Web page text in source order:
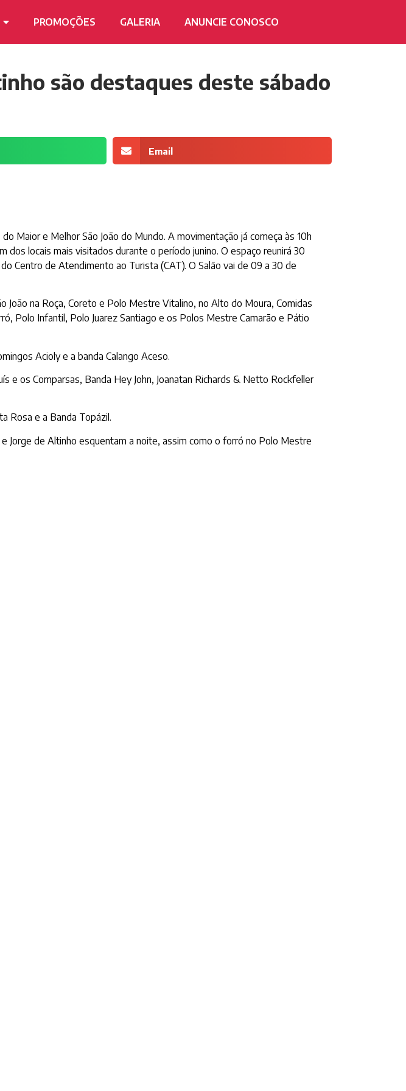
PROMOÇÕES GALERIA ANUNCIE CONOSCO
são destaques deste sábado
Email
Maior e Melhor São João do Mundo. A movimentação já começa às 10h
locais mais visitados durante o período junino. O espaço reunirá 30
Centro de Atendimento ao Turista (CAT). O Salão vai de 09 a 30 de
na Roça, Coreto e Polo Mestre Vitalino, no Alto do Moura, Comidas
Polo Infantil, Polo Juarez Santiago e os Polos Mestre Camarão e Pátio
Acioly e a banda Calango Aceso.
e os Comparsas, Banda Hey John, Joanatan Richards & Netto Rockfeller
Rosa e a Banda Topázil.
Jorge de Altinho esquentam a noite, assim como o forró no Polo Mestre